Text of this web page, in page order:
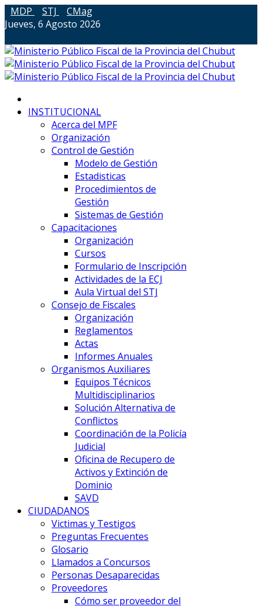
MDP STJ
CMag
Jueves, 6 Agosto 2026
INSTITUCIONAL
Acerca del MPF
Organización
Control de Gestión
Modelo de Gestión
Estadisticas
Procedimientos de
Gestión
Sistemas de Gestión
Capacitaciones
Organización
Cursos
Formulario de Inscripción
Actividades de la ECJ
Aula Virtual del STJ
Consejo de Fiscales
Organización
Reglamentos
Actas
Informes Anuales
Organismos Auxiliares
Equipos Técnicos
Multidisciplinarios
Solución Alternativa de
Conflictos
Coordinación de la Policía
Judicial
Oficina de Recupero de
Activos y Extinción de
Dominio
SAVD
CIUDADANOS
Victimas y Testigos
Preguntas Frecuentes
Glosario
Llamados a Concursos
Personas Desaparecidas
Proveedores
Cómo ser proveedor del